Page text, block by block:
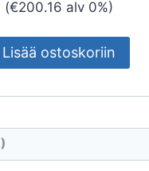
(€200.16 alv 0%)
Lisää ostoskoriin